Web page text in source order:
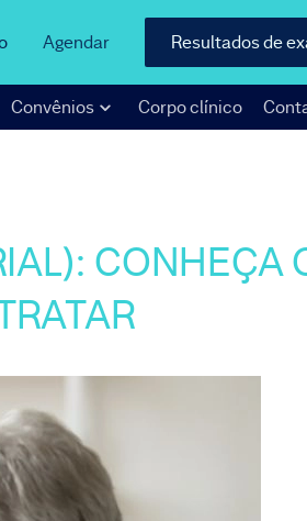
Agendar Resultados de
Convênios Corpo clínico
CONHEÇA